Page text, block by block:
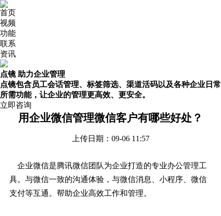
首页
视频
功能
联系
资讯
点镜 助力企业管理
点镜包含员工会话管理、标签筛选、渠道活码以及各种企业日常
所需功能，让企业的管理更高效、更安全。
立即咨询
用企业微信管理微信客户有哪些好处？
上传日期：09-06 11:57
企业微信是腾讯微信团队为企业打造的专业办公管理工
具。与微信一致的沟通体验，与微信消息、小程序、微信
支付等互通。帮助企业高效工作和管理。